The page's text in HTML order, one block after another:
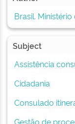
Brasil. Ministério
Subject
Assistência
Cidadania
Consulado
Gestão de